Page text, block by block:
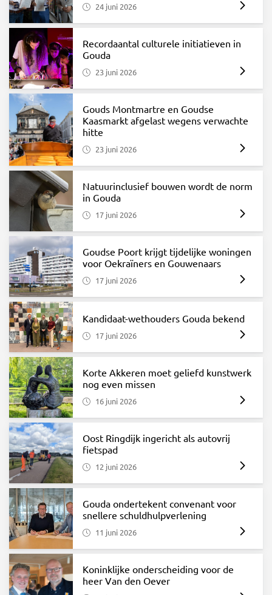
24 juni 2026
Recordaantal culturele initiatieven in
Gouda
23 juni 2026
Gouds Montmartre en Goudse
Kaasmarkt afgelast wegens verwachte
hitte
23 juni 2026
Natuurinclusief bouwen wordt de norm
in Gouda
17 juni 2026
Goudse Poort krijgt tijdelijke woningen
voor Oekraïners en Gouwenaars
17 juni 2026
Kandidaat-wethouders Gouda bekend
17 juni 2026
Korte Akkeren moet geliefd kunstwerk
nog even missen
16 juni 2026
Oost Ringdijk ingericht als autovrij
fietspad
12 juni 2026
Gouda ondertekent convenant voor
snellere schuldhulpverlening
11 juni 2026
Koninklijke onderscheiding voor de
heer Van den Oever